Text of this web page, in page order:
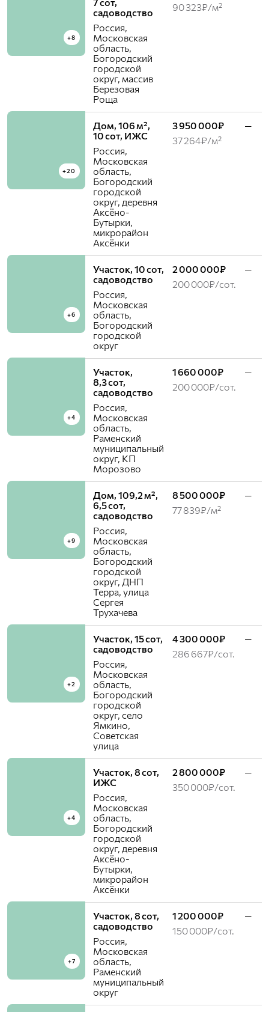
+8
садоводство
Россия,
Московская
область,
Богородский
городской
округ, массив
Березовая
Роща
90 323₽/м²
+20
Дом, 106 м²,
10 сот, ИЖС
Россия,
Московская
область,
Богородский
городской
округ, деревня
Аксёно-
Бутырки,
микрорайон
Аксёнки
3 950 000₽
37 264₽/м²
—
+6
Участок, 10 сот,
садоводство
Россия,
Московская
область,
Богородский
городской
округ
2 000 000₽
200 000₽/сот.
—
+4
Участок,
8,3 сот,
садоводство
Россия,
Московская
область,
Раменский
муниципальный
округ, КП
Морозово
1 660 000₽
200 000₽/сот.
—
+9
Дом, 109,2 м²,
6,5 сот,
садоводство
Россия,
Московская
область,
Богородский
городской
округ, ДНП
Терра, улица
Сергея
Трухачева
8 500 000₽
77 839₽/м²
—
+2
Участок, 15 сот,
садоводство
Россия,
Московская
область,
Богородский
городской
округ, село
Ямкино,
Советская
улица
4 300 000₽
286 667₽/сот.
—
+4
Участок, 8 сот,
ИЖС
Россия,
Московская
область,
Богородский
городской
округ, деревня
Аксёно-
Бутырки,
микрорайон
Аксёнки
2 800 000₽
350 000₽/сот.
—
+7
Участок, 8 сот,
садоводство
Россия,
Московская
область,
Раменский
муниципальный
округ
1 200 000₽
150 000₽/сот.
—